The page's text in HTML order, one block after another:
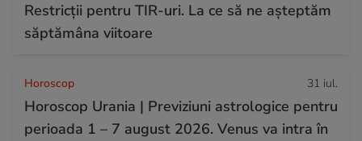
Restricții pentru TIR-uri. La ce să ne așteptăm
săptămâna viitoare
Horoscop 31 iul.
Horoscop Urania | Previziuni astrologice pentru
perioada 1 – 7 august 2026. Venus va intra în